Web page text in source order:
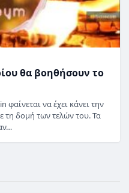
θα βοηθήσουν το
να έχει κάνει την
τη δομή των τελών του. Τα